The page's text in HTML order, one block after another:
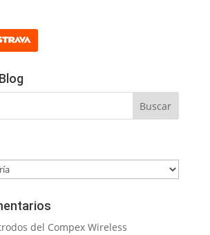
del Compex Wireless